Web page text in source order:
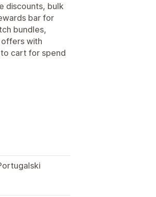
discounts, bulk
bar for
bundles,
with
cart for spend